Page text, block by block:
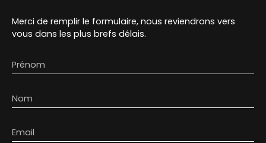
Merci de remplir le formulaire, nous reviendrons vers
vous dans les plus brefs délais.
Prénom
Nom
Email